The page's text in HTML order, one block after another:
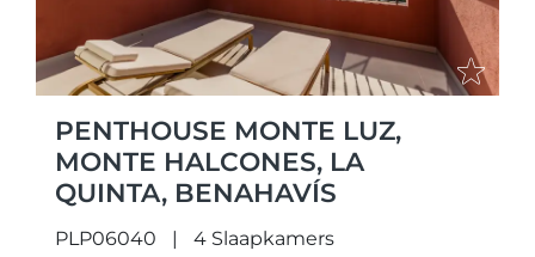
PENTHOUSE MONTE LUZ,
MONTE HALCONES, LA
QUINTA, BENAHAVÍS
PLP06040
4 Slaapkamers